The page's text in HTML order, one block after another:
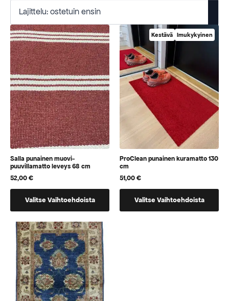
Salla punainen muovi-
puuvillamatto leveys 68 cm
52,00€
Valitse Vaihtoehdoista
vaihtoehtoja,
jotka
voidaan
valita
tuotteen
sivulla
Kestävä Imukykyinen
ProClean punainen kuramatto 130
cm
51,00€
Valitse Vaihtoehdoista